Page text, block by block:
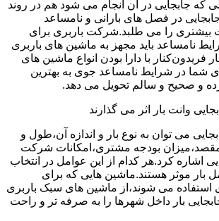
که جابجایی در آن انجام می شود هم در روند
در فصل های بارانی و نامساعد
را می طلبد.شرکت باربری برای
نامساعد باید مجهز به ماشین های باربری
فریدون‌کنار با دارا بودن انواع ماشین های
شما در شرایط نامساعد جوی به بهترین
و صحیح و سالم تحویل می دهد.
وانت بار اثر می گذارند
می توان به نوع بار و اندازه آن،طول و
مقصد،میزان بودجه مشتری،امکانات شرکت
اشاره کرد.هر کدام از این عوامل در انتخاب
بار موثر هستند.ماشین هایی که برای
استفاده می شوند،از ماشین های سبک باربری
بار داخل شهرها را به صرفه تر و راحت